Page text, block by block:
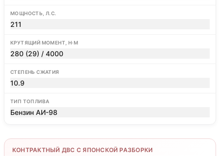
МОЩНОСТЬ, Л.С.
211
КРУТЯЩИЙ МОМЕНТ, Н·М
280 (29) / 4000
СТЕПЕНЬ СЖАТИЯ
10.9
ТИП ТОПЛИВА
Бензин АИ-98
КОНТРАКТНЫЙ ДВС С ЯПОНСКОЙ РАЗБОРКИ